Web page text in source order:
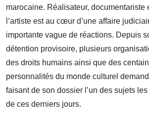
marocaine. Réalisateur, documentariste
l’artiste est au cœur d’une affaire
importante vague de réactions. Depuis
détention provisoire, plusieurs
des droits humains ainsi que des
personnalités du monde culturel
faisant de son dossier l’un des sujets
de ces derniers jours.